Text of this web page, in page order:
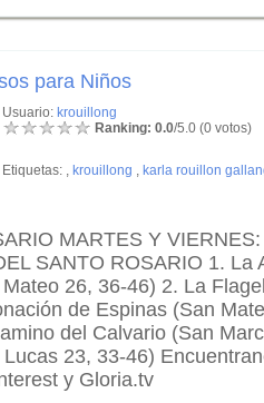
para Niños
Usuario: krouillong
Ranking: 0.0/5.0 (0 votos)
Etiquetas: , krouillong , karla rouillon
MARTES Y
SANTO ROSARIO 1. La
26, 36-46) 2. La
de Espinas (San
del Calvario (San
23, 33-46)
y Gloria.tv